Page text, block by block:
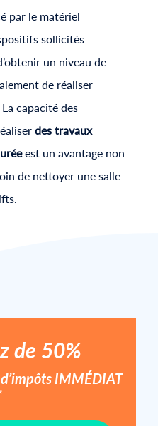
par le matériel
sollicités
un niveau de
de réaliser
capacité des
des travaux
est un avantage non
de nettoyer une salle
de 50%
IMMÉDIAT